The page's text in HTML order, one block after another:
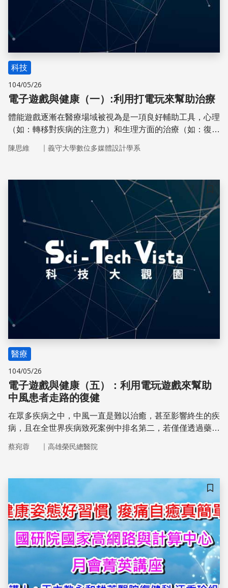
科技
104/05/26
電子遊戲與健康（一）:利用打電玩來幫助治療
體能遊戲逐漸在醫療場域被視為是一項良好輔助工具，心理
（如：轉移對疾病的注意力）和生理方面的治療（如：復
在2014年11月時於《遊戲與健康期刊上發表了一篇系統性
檢驗當中體能遊戲對多項疾病的治療結果
陳思維 ｜ 義守大學數位多媒體設計學系
儲存
醫療
104/05/26
電子遊戲與健康（五）：利用電玩遊戲來幫助
中風患者走路的復健
在眾多疾病之中，中風一直是難以治癒，甚至影響終生的疾
病，且在全世界疾病致死案例中排名第二，若僅僅透過藥物
擬實境技術輔助復建，一直是備受期待的技術，對於中風的
擾，而虛擬實境的復健技術便是以讓患者達到完全如同正常
蔡宛蓉 ｜ 高雄榮民總醫院
儲存